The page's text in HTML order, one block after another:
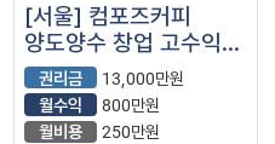
[서울] 컴포즈커피
양도양수 창업 고수익
매장
권리금
13,000만원
월수익
800만원
월비용
250만원